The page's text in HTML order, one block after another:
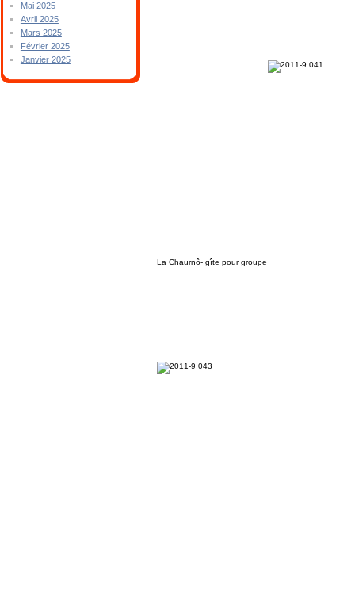
Mai 2025
Avril 2025
Mars 2025
Février 2025
Janvier 2025
La Chaurnô- gîte pour groupe